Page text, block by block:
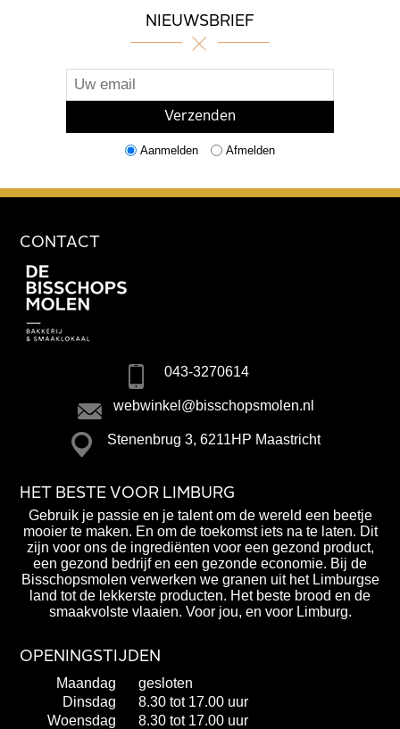
NIEUWSBRIEF
Aanmelden Afmelden
CONTACT
043-3270614
webwinkel@bisschopsmolen.nl
Stenenbrug 3, 6211HP Maastricht
HET BESTE VOOR LIMBURG
Gebruik je passie en je talent om de wereld een beetje
mooier te maken. En om de toekomst iets na te laten. Dit
zijn voor ons de ingrediënten voor een gezond product,
een gezond bedrijf en een gezonde economie. Bij de
Bisschopsmolen verwerken we granen uit het Limburgse
land tot de lekkerste producten. Het beste brood en de
smaakvolste vlaaien. Voor jou, en voor Limburg.
OPENINGSTIJDEN
Maandag
gesloten
Dinsdag
8.30 tot 17.00 uur
Woensdag
8.30 tot 17.00 uur